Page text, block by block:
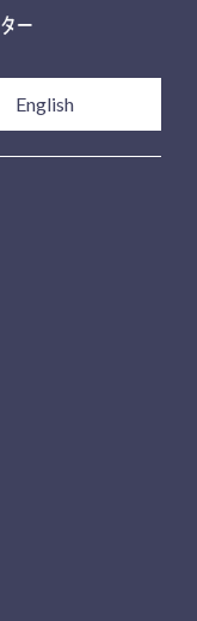
English